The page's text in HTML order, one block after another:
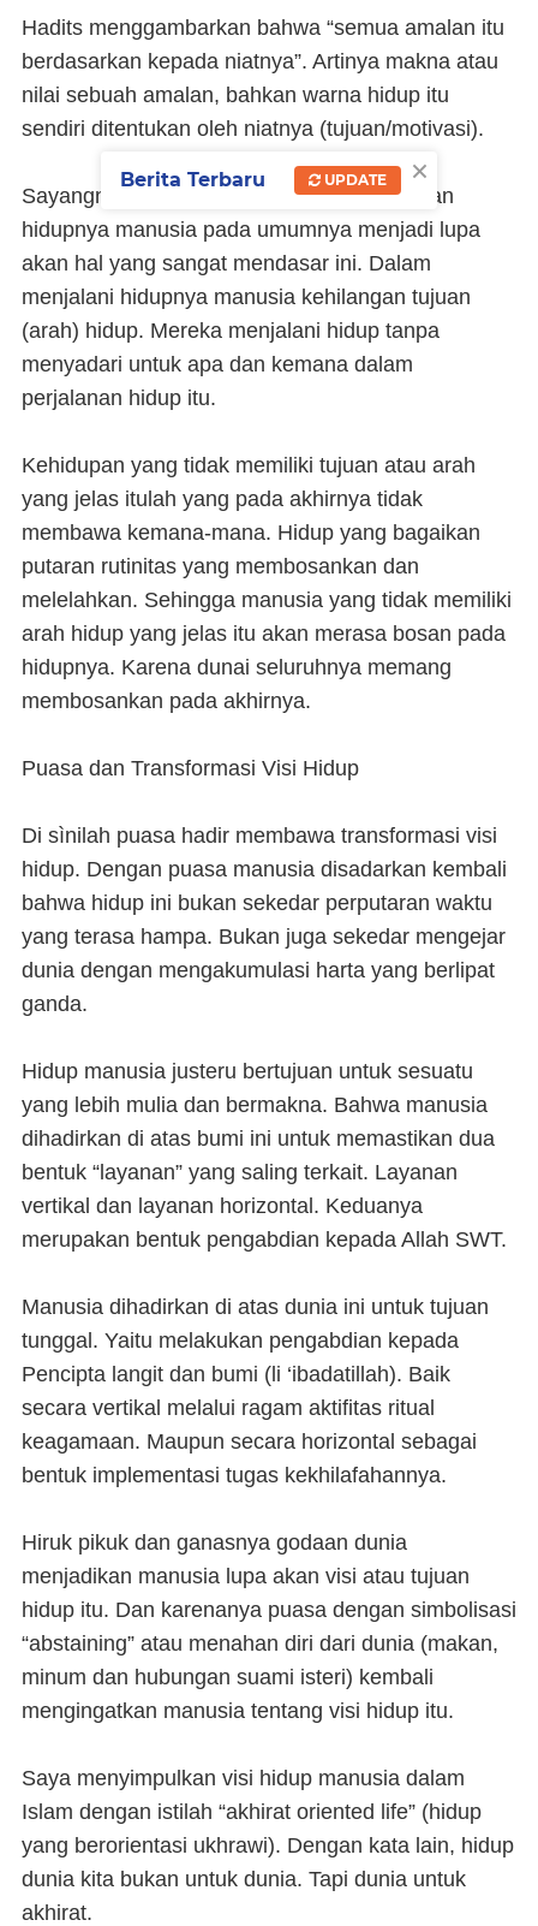
Hadits menggambarkan bahwa “semua amalan itu
berdasarkan kepada niatnya”. Artinya makna atau
nilai sebuah amalan, bahkan warna hidup itu
sendiri ditentukan oleh niatnya (tujuan/motivasi).
Sayangnya dalam perjalanan dan perputaran
hidupnya manusia pada umumnya menjadi lupa
akan hal yang sangat mendasar ini. Dalam
menjalani hidupnya manusia kehilangan tujuan
(arah) hidup. Mereka menjalani hidup tanpa
menyadari untuk apa dan kemana dalam
perjalanan hidup itu.
Kehidupan yang tidak memiliki tujuan atau arah
yang jelas itulah yang pada akhirnya tidak
membawa kemana-mana. Hidup yang bagaikan
putaran rutinitas yang membosankan dan
melelahkan. Sehingga manusia yang tidak memiliki
arah hidup yang jelas itu akan merasa bosan pada
hidupnya. Karena dunai seluruhnya memang
membosankan pada akhirnya.
Puasa dan Transformasi Visi Hidup
Di sìnilah puasa hadir membawa transformasi visi
hidup. Dengan puasa manusia disadarkan kembali
bahwa hidup ini bukan sekedar perputaran waktu
yang terasa hampa. Bukan juga sekedar mengejar
dunia dengan mengakumulasi harta yang berlipat
ganda.
Hidup manusia justeru bertujuan untuk sesuatu
yang lebih mulia dan bermakna. Bahwa manusia
dihadirkan di atas bumi ini untuk memastikan dua
bentuk “layanan” yang saling terkait. Layanan
vertikal dan layanan horizontal. Keduanya
merupakan bentuk pengabdian kepada Allah SWT.
Manusia dihadirkan di atas dunia ini untuk tujuan
tunggal. Yaitu melakukan pengabdian kepada
Pencipta langit dan bumi (li ‘ibadatillah). Baik
secara vertikal melalui ragam aktifitas ritual
keagamaan. Maupun secara horizontal sebagai
bentuk implementasi tugas kekhilafahannya.
Hiruk pikuk dan ganasnya godaan dunia
menjadikan manusia lupa akan visi atau tujuan
hidup itu. Dan karenanya puasa dengan simbolisasi
“abstaining” atau menahan diri dari dunia (makan,
minum dan hubungan suami isteri) kembali
mengingatkan manusia tentang visi hidup itu.
Saya menyimpulkan visi hidup manusia dalam
Islam dengan istilah “akhirat oriented life” (hidup
yang berorientasi ukhrawi). Dengan kata lain, hidup
dunia kita bukan untuk dunia. Tapi dunia untuk
akhirat.
×
Berita Terbaru UPDATE